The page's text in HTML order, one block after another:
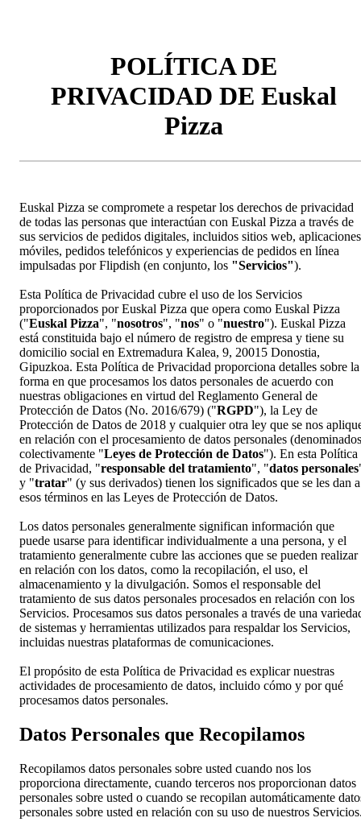
POLÍTICA DE
PRIVACIDAD DE Euskal
Pizza
Euskal Pizza se compromete a respetar los derechos de privacidad
de todas las personas que interactúan con Euskal Pizza a través de
sus servicios de pedidos digitales, incluidos sitios web, aplicaciones
móviles, pedidos telefónicos y experiencias de pedidos en línea
impulsadas por Flipdish (en conjunto, los "Servicios").
Esta Política de Privacidad cubre el uso de los Servicios
proporcionados por Euskal Pizza que opera como Euskal Pizza
("Euskal Pizza", "nosotros", "nos" o "nuestro"). Euskal Pizza
está constituida bajo el número de registro de empresa y tiene su
domicilio social en Extremadura Kalea, 9, 20015 Donostia,
Gipuzkoa. Esta Política de Privacidad proporciona detalles sobre la
forma en que procesamos los datos personales de acuerdo con
nuestras obligaciones en virtud del Reglamento General de
Protección de Datos (No. 2016/679) ("RGPD"), la Ley de
Protección de Datos de 2018 y cualquier otra ley que se nos
en relación con el procesamiento de datos personales (denominados
colectivamente "Leyes de Protección de Datos"). En esta Política
de Privacidad, "responsable del tratamiento", "datos personales
y "tratar" (y sus derivados) tienen los significados que se les dan a
esos términos en las Leyes de Protección de Datos.
Los datos personales generalmente significan información que
puede usarse para identificar individualmente a una persona, y el
tratamiento generalmente cubre las acciones que se pueden realizar
en relación con los datos, como la recopilación, el uso, el
almacenamiento y la divulgación. Somos el responsable del
tratamiento de sus datos personales procesados en relación con los
Servicios. Procesamos sus datos personales a través de una
de sistemas y herramientas utilizados para respaldar los Servicios,
incluidas nuestras plataformas de comunicaciones.
El propósito de esta Política de Privacidad es explicar nuestras
actividades de procesamiento de datos, incluido cómo y por qué
procesamos datos personales.
Datos Personales que Recopilamos
Recopilamos datos personales sobre usted cuando nos los
proporciona directamente, cuando terceros nos proporcionan datos
personales sobre usted o cuando se recopilan automáticamente
personales sobre usted en relación con su uso de nuestros